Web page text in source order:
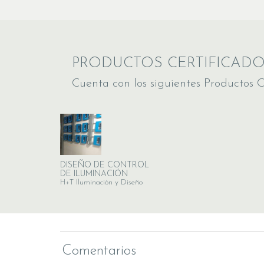
PRODUCTOS
Cuenta con los siguientes Productos
DISEÑO DE CONTROL
DE ILUMINACIÓN
H+T Iluminación y Diseño
Comentarios